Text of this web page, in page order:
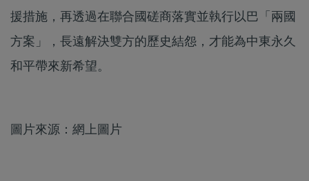
援措施，再透過在聯合國磋商落實並執行以巴「兩國
方案」，長遠解決雙方的歷史結怨，才能為中東永久
和平帶來新希望。
圖片來源：網上圖片